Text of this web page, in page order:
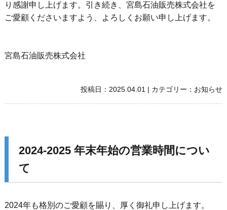
り感謝申し上げます。引き続き、宮島石油販売株式会社を
ご愛顧くださいますよう、よろしくお願い申し上げます。
宮島石油販売株式会社
投稿日：2025.04.01 | カテゴリー： お知らせ
2024-2025 年末年始の営業時間につい
て
2024年も格別のご愛顧を賜り、厚く御礼申し上げます。